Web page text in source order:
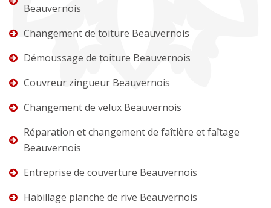
Beauvernois
Changement de toiture Beauvernois
Démoussage de toiture Beauvernois
Couvreur zingueur Beauvernois
Changement de velux Beauvernois
Réparation et changement de faîtière et faîtage
Beauvernois
Entreprise de couverture Beauvernois
Habillage planche de rive Beauvernois